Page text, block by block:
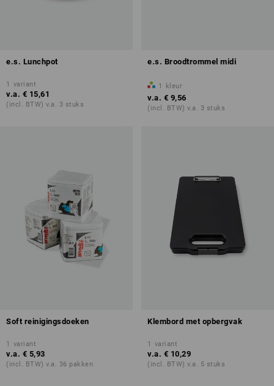
e.s. Lunchpot
1 variant
v.a. € 15,61
(incl. BTW) v.a. 3 stuks
e.s. Broodtrommel midi
1 kleur
v.a. € 9,56
(incl. BTW) v.a. 3 stuks
Soft reinigingsdoeken
1 variant
v.a. € 5,93
(incl. BTW) v.a. 36 pakken
Klembord met opbergvak
1 variant
v.a. € 10,29
(incl. BTW) v.a. 5 stuks